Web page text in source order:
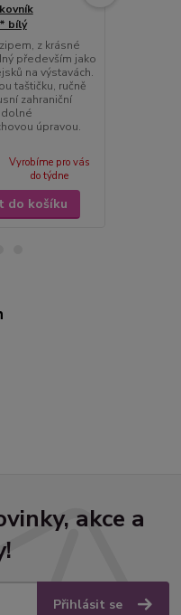
bílý
z krásné
především jako
na výstavách.
taštičku, ručně
zahraniční
úpravou.
Vyrobíme pro vás
do týdne
do košíku
akce a
Přihlásit se